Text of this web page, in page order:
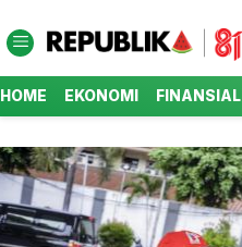
HOME EKONOMI FINANSIAL